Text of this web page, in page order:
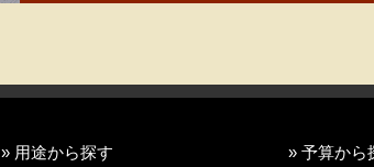
» 用途から探す
» 予算から